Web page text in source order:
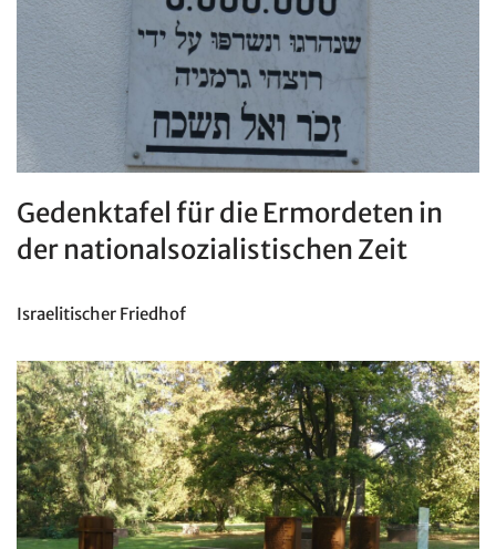
Gedenktafel für die Ermordeten in
der nationalsozialistischen Zeit
Israelitischer Friedhof